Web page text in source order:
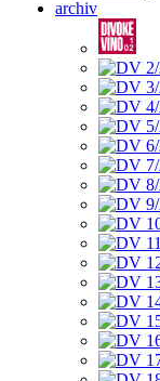
archiv